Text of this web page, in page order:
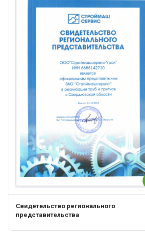
Свидетельство регионального
представительства